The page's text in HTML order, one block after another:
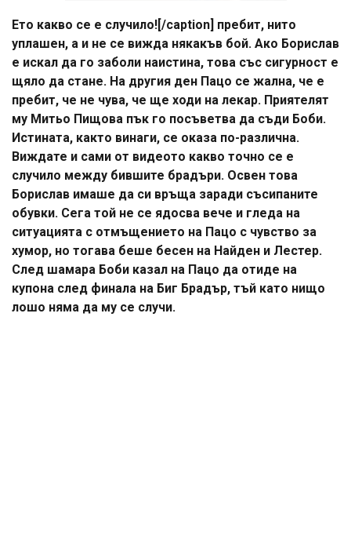
Ето какво се е случило![/caption] пребит, нито
уплашен, а и не се вижда някакъв бой. Ако Борислав
е искал да го заболи наистина, това със сигурност е
щяло да стане. На другия ден Пацо се жална, че е
пребит, че не чува, че ще ходи на лекар. Приятелят
му Митьо Пищова пък го посъветва да съди Боби.
Истината, както винаги, се оказа по-различна.
Виждате и сами от видеото какво точно се е
случило между бившите брадъри. Освен това
Борислав имаше да си връща заради съсипаните
обувки. Сега той не се ядосва вече и гледа на
ситуацията с отмъщението на Пацо с чувство за
хумор, но тогава беше бесен на Найден и Лестер.
След шамара Боби казал на Пацо да отиде на
купона след финала на Биг Брадър, тъй като нищо
лошо няма да му се случи.